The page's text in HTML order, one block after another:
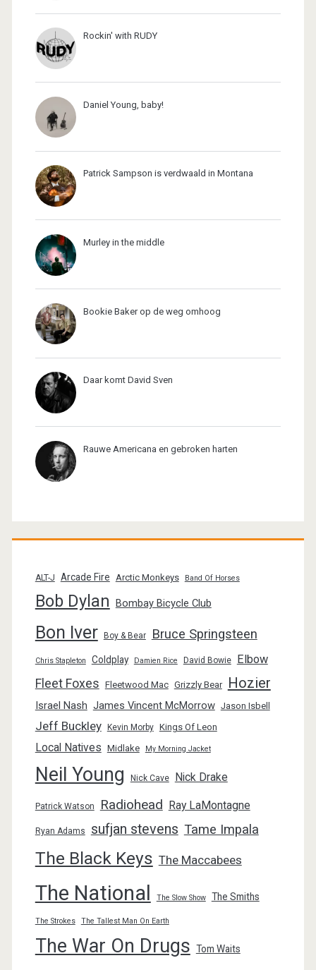
Rockin' with RUDY
Daniel Young, baby!
Patrick Sampson is verdwaald in Montana
Murley in the middle
Bookie Baker op de weg omhoog
Daar komt David Sven
Rauwe Americana en gebroken harten
ALT-J Arcade Fire Arctic Monkeys Band Of Horses
Bob Dylan Bombay Bicycle Club
Bon Iver Boy & Bear Bruce Springsteen
Chris Stapleton Coldplay Damien Rice David Bowie Elbow
Fleet Foxes Fleetwood Mac Grizzly Bear Hozier
Israel Nash James Vincent McMorrow Jason Isbell
Jeff Buckley Kevin Morby Kings Of Leon
Local Natives Midlake My Morning Jacket
Neil Young Nick Cave Nick Drake
Patrick Watson Radiohead Ray LaMontagne
Ryan Adams sufjan stevens Tame Impala
The Black Keys The Maccabees
The National The Slow Show The Smiths
The Strokes The Tallest Man On Earth
The War On Drugs Tom Waits